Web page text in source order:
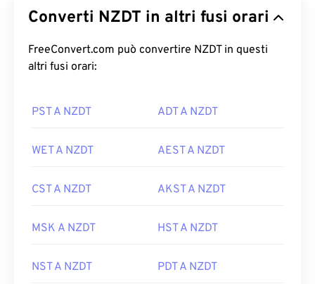
Converti NZDT in altri fusi orari
FreeConvert.com può convertire NZDT in questi
altri fusi orari:
PST A NZDT ADT A NZDT
WET A NZDT AEST A NZDT
CST A NZDT AKST A NZDT
MSK A NZDT HST A NZDT
NST A NZDT PDT A NZDT